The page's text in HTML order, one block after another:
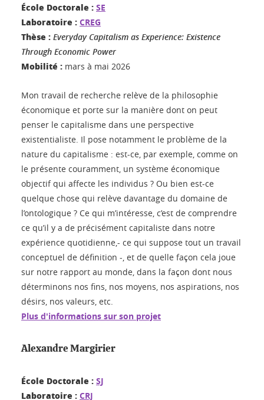
École Doctorale : SE
Laboratoire : CREG
Thèse : Everyday Capitalism as Experience: Existence
Through Economic Power
Mobilité : mars à mai 2026
Mon travail de recherche relève de la philosophie
économique et porte sur la manière dont on peut
penser le capitalisme dans une perspective
existentialiste. Il pose notamment le problème de la
nature du capitalisme : est-ce, par exemple, comme on
le présente couramment, un système économique
objectif qui affecte les individus ? Ou bien est-ce
quelque chose qui relève davantage du domaine de
l’ontologique ? Ce qui m’intéresse, c’est de comprendre
ce qu’il y a de précisément capitaliste dans notre
expérience quotidienne,- ce qui suppose tout un travail
conceptuel de définition -, et de quelle façon cela joue
sur notre rapport au monde, dans la façon dont nous
déterminons nos fins, nos moyens, nos aspirations, nos
désirs, nos valeurs, etc.
Plus d'informations sur son projet
Alexandre Margirier
École Doctorale : SJ
Laboratoire : CRJ